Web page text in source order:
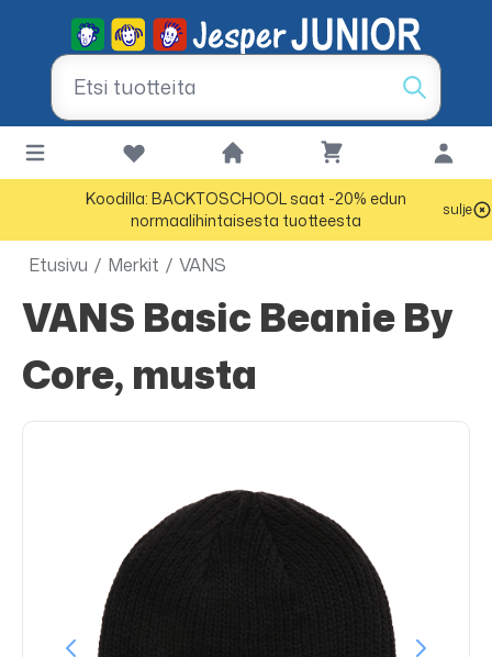
Koodilla: BACKTOSCHOOL saat -20% edun
normaalihintaisesta tuotteesta
sulje
Etusivu / Merkit / VANS
VANS Basic Beanie By
Core, musta